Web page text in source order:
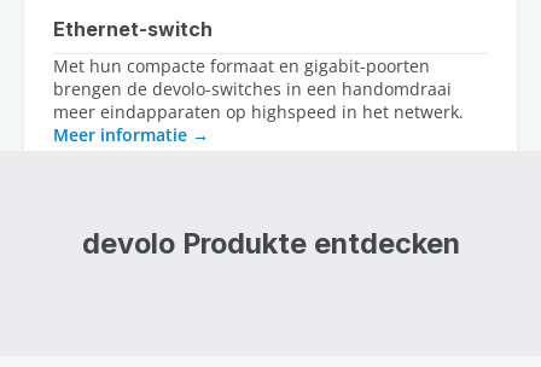
Ethernet-switch
Met hun compacte formaat en gigabit-poorten
brengen de devolo-switches in een handomdraai
meer eindapparaten op highspeed in het netwerk.
Meer informatie
devolo Produkte entdecken